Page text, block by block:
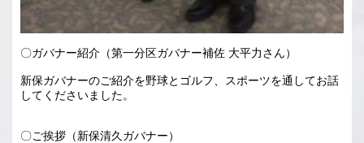
〇ガバナー紹介（第一分区ガバナー補佐 大平力さん）
新保ガバナーのご紹介を野球とゴルフ、スポーツを通してお話
してくださいました。
〇ご挨拶（新保清久ガバナー）